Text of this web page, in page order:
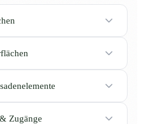
Zugänge